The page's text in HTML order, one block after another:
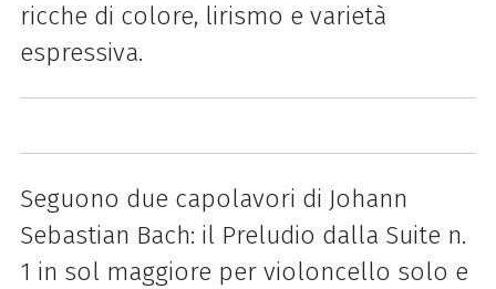
ricche di colore, lirismo e varietà
espressiva.
Seguono due capolavori di Johann
Sebastian Bach: il Preludio dalla Suite n.
1 in sol maggiore per violoncello solo e